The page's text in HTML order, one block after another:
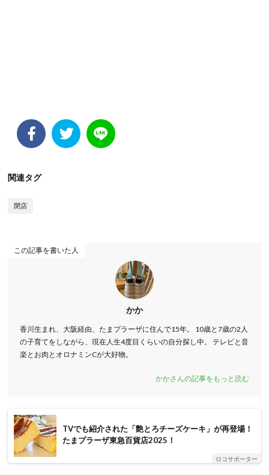
関連タグ
閉店
この記事を書いた人
かか
香川生まれ、大阪経由、たまプラーザに住んで15年。 10歳と7歳の2人
の子育てをしながら、現在人生4度目くらいの自分探し中。 テレビと音
楽とお肉とオロナミンCが大好物。
かかさんの記事をもっと読む
TVでも紹介された「艶とろチーズケーキ」が再登場！
たまプラーザ東急百貨店2025！
ロコサポーター